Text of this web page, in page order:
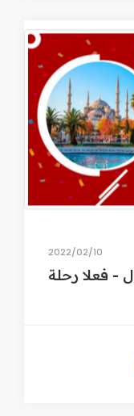
10‏/02‏/2022
- فعلا رحلة